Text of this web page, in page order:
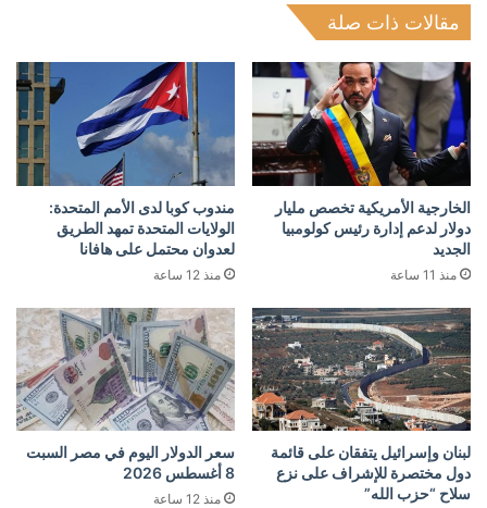
مقالات ذات صلة
الخارجية الأمريكية تخصص مليار
دولار لدعم إدارة رئيس كولومبيا
الجديد
منذ 11 ساعة
مندوب كوبا لدى الأمم المتحدة:
الولايات المتحدة تمهد الطريق
لعدوان محتمل على هافانا
منذ 12 ساعة
لبنان وإسرائيل يتفقان على قائمة
دول مختصرة للإشراف على نزع
سلاح “حزب الله”
سعر الدولار اليوم في مصر السبت
8 أغسطس 2026
منذ 12 ساعة